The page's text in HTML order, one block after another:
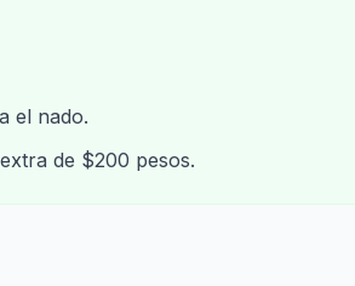
el nado.
de $200 pesos.